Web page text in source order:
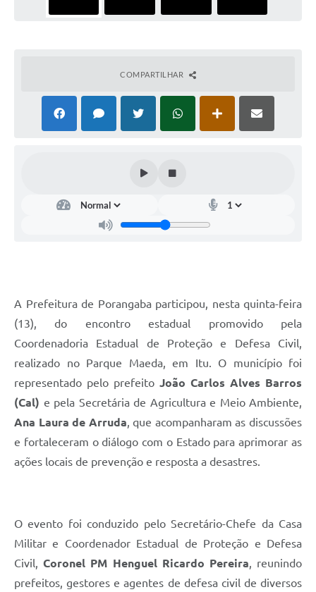
COMPARTILHAR
A Prefeitura de Porangaba participou, nesta quinta-feira
(13), do encontro estadual promovido pela
Coordenadoria Estadual de Proteção e Defesa Civil,
realizado no Parque Maeda, em Itu. O município foi
representado pelo prefeito João Carlos Alves Barros
(Cal) e pela Secretária de Agricultura e Meio Ambiente,
Ana Laura de Arruda , que acompanharam as discussões
e fortaleceram o diálogo com o Estado para aprimorar as
ações locais de prevenção e resposta a desastres.
O evento foi conduzido pelo Secretário-Chefe da Casa
Militar e Coordenador Estadual de Proteção e Defesa
Civil,Coronel PM Henguel Ricardo Pereira , reunindo
prefeitos, gestores e agentes de defesa civil de diversos